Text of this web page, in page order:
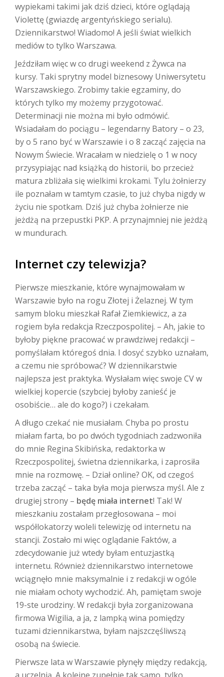
wypiekami takimi jak dziś dzieci, które oglądają
Violettę (gwiazdę argentyńskiego serialu).
Dziennikarstwo! Wiadomo! A jeśli świat wielkich
mediów to tylko Warszawa.
Jeździłam więc w co drugi weekend z Żywca na
kursy. Taki sprytny model biznesowy Uniwersytetu
Warszawskiego. Zrobimy takie egzaminy, do
których tylko my możemy przygotować.
Determinacji nie można mi było odmówić.
Wsiadałam do pociągu – legendarny Batory – o 23,
by o 5 rano być w Warszawie i o 8 zacząć zajęcia na
Nowym Świecie. Wracałam w niedzielę o 1 w nocy
przysypiając nad książką do historii, bo przecież
matura zbliżała się wielkimi krokami. Tylu żołnierzy
ile poznałam w tamtym czasie, to już chyba nigdy w
życiu nie spotkam. Dziś już chyba żołnierze nie
jeżdżą na przepustki PKP. A przynajmniej nie jeżdżą
w mundurach.
Internet czy telewizja?
Pierwsze mieszkanie, które wynajmowałam w
Warszawie było na rogu Złotej i Żelaznej. W tym
samym bloku mieszkał Rafał Ziemkiewicz, a za
rogiem była redakcja Rzeczpospolitej. – Ah, jakie to
byłoby piękne pracować w prawdziwej redakcji –
pomyślałam któregoś dnia. I dosyć szybko uznałam,
a czemu nie spróbować? W dziennikarstwie
najlepsza jest praktyka. Wysłałam więc swoje CV w
wielkiej kopercie (szybciej byłoby zanieść je
osobiście… ale do kogo?) i czekałam.
A długo czekać nie musiałam. Chyba po prostu
miałam farta, bo po dwóch tygodniach zadzwoniła
do mnie Regina Skibińska, redaktorka w
Rzeczpospolitej, świetna dziennikarka, i zaprosiła
mnie na rozmowę. – Dział online? OK, od czegoś
trzeba zacząć – taka była moja pierwsza myśl. Ale z
drugiej strony – będę miała internet! Tak! W
mieszkaniu zostałam przegłosowana – moi
współlokatorzy woleli telewizję od internetu na
stancji. Zostało mi więc oglądanie Faktów, a
zdecydowanie już wtedy byłam entuzjastką
internetu. Również dziennikarstwo internetowe
wciągnęło mnie maksymalnie i z redakcji w ogóle
nie miałam ochoty wychodzić. Ah, pamiętam swoje
19-ste urodziny. W redakcji była zorganizowana
firmowa Wigilia, a ja, z lampką wina pomiędzy
tuzami dziennikarstwa, byłam najszczęśliwszą
osobą na świecie.
Pierwsze lata w Warszawie płynęły między redakcją,